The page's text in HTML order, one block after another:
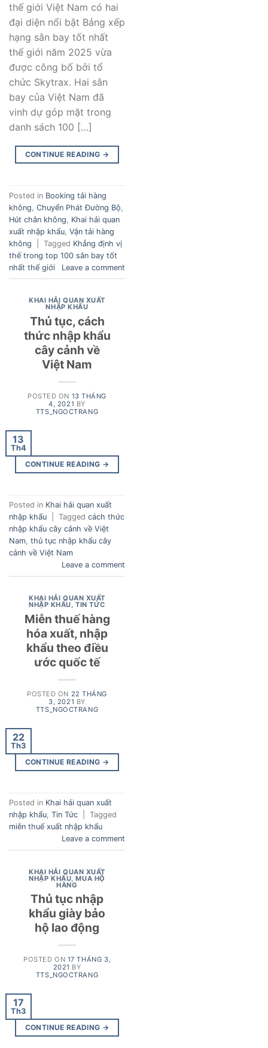
thế giới Việt Nam có hai
đại diện nổi bật Bảng xếp
hạng sân bay tốt nhất
thế giới năm 2025 vừa
được công bố bởi tổ
chức Skytrax. Hai sân
bay của Việt Nam đã
vinh dự góp mặt trong
danh sách 100 […]
CONTINUE READING →
Posted in Booking tải hàng
không Chuyển Phát Đường Bộ
Hút chân không
Khai hải quan
xuất nhập khẩu Vận tải hàng
không
Tagged Khẳng định vị
thế trong top 100 sân bay tốt
nhất thế giới
Leave a comment
KHAI HẢI QUAN XUẤT
NHẬP KHẨU
Thủ tục, cách
thức nhập khẩu
cây cảnh về
Việt Nam
POSTED ON 13 THÁNG
4, 2021 BY
TTS_NGOCTRANG
13
Th4
CONTINUE READING →
Posted in Khai hải quan xuất
nhập khẩu
Tagged cách thức
nhập khẩu cây cảnh về Việt
Nam, thủ tục nhập khẩu cây
cảnh về Việt Nam
Leave a comment
KHAI HẢI QUAN XUẤT
NHẬP KHẨU,TIN TỨC
Miễn thuế hàng
hóa xuất, nhập
khẩu theo điều
ước quốc tế
POSTED ON 22 THÁNG
3, 2021 BY
TTS_NGOCTRANG
22
Th3
CONTINUE READING →
Posted in Khai hải quan xuất
nhập khẩu, Tin Tức
Tagged
miễn thuế xuất nhập khẩu
Leave a comment
KHAI HẢI QUAN XUẤT
NHẬP KHẨU ,MUA HỘ
HÀNG
Thủ tục nhập
khẩu giày bảo
hộ lao động
POSTED ON 17 THÁNG 3,
2021 BY
TTS_NGOCTRANG
17
Th3
CONTINUE READING →